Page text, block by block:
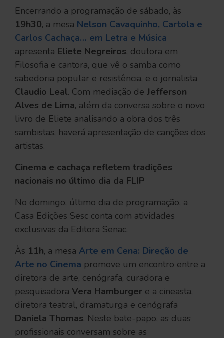
Encerrando a programação de sábado, às
19h30, a mesa Nelson Cavaquinho, Cartola e
Carlos Cachaça… em Letra e Música
apresenta Eliete Negreiros, doutora em
Filosofia e cantora, que vê o samba como
sabedoria popular e resistência, e o jornalista
Claudio Leal. Com mediação de Jefferson
Alves de Lima, além da conversa sobre o novo
livro de Eliete analisando a obra dos três
sambistas, haverá apresentação de canções dos
artistas.
Cinema e cachaça refletem tradições
nacionais no último dia da FLIP
No domingo, último dia de programação, a
Casa Edições Sesc conta com atividades
exclusivas da Editora Senac.
Às 11h, a mesa Arte em Cena: Direção de
Arte no Cinema promove um encontro entre a
diretora de arte, cenógrafa, curadora e
pesquisadora Vera Hamburger e a cineasta,
diretora teatral, dramaturga e cenógrafa
Daniela Thomas. Neste bate-papo, as duas
profissionais conversam sobre as